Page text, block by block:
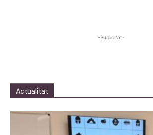
-Publicitat-
Actualitat